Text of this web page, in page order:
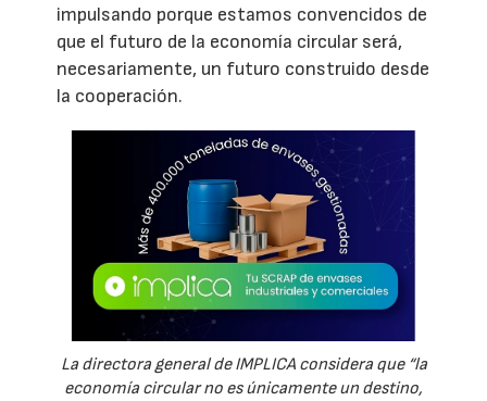
impulsando porque estamos convencidos de
que el futuro de la economía circular será,
necesariamente, un futuro construido desde
la cooperación.
La directora general de IMPLICA considera que “la
economía circular no es únicamente un destino,